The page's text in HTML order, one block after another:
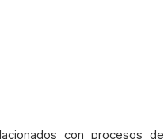
con procesos de